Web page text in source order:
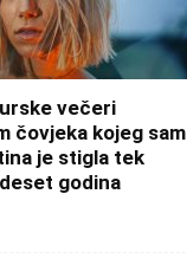
večeri
čovjeka kojeg sam
je stigla tek
godina